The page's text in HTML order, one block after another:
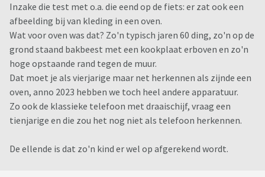
Inzake die test met o.a. die eend op de fiets: er zat ook een
afbeelding bij van kleding in een oven.
Wat voor oven was dat? Zo'n typisch jaren 60 ding, zo'n op de
grond staand bakbeest met een kookplaat erboven en zo'n
hoge opstaande rand tegen de muur.
Dat moet je als vierjarige maar net herkennen als zijnde een
oven, anno 2023 hebben we toch heel andere apparatuur.
Zo ook de klassieke telefoon met draaischijf, vraag een
tienjarige en die zou het nog niet als telefoon herkennen.
De ellende is dat zo'n kind er wel op afgerekend wordt.